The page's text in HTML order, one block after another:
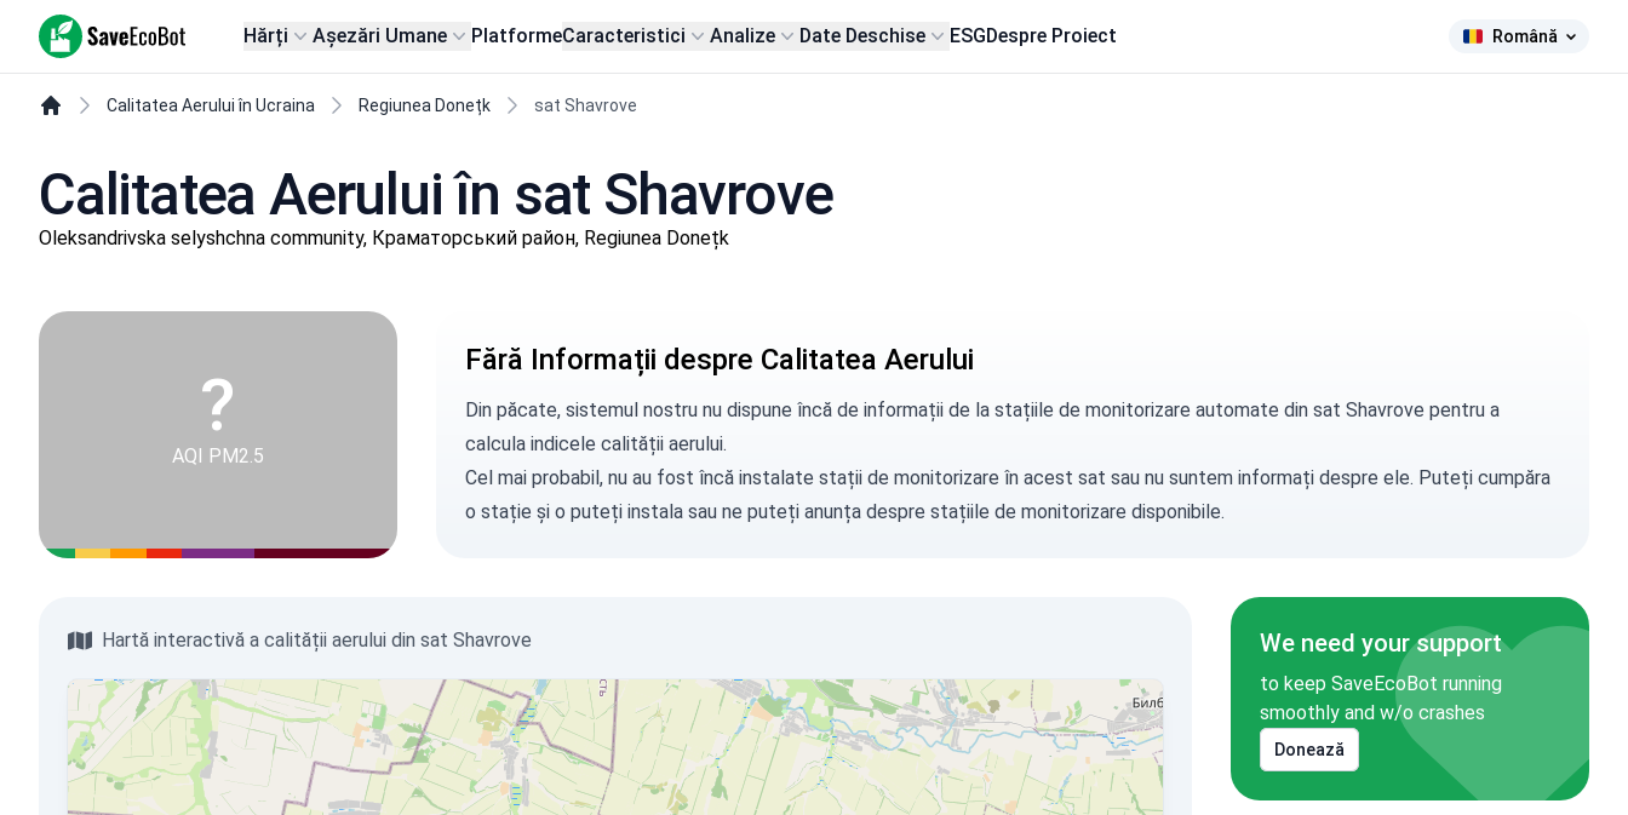
SaveEcoBot Hărți Așezări Umane PlatformeCaracteristici Analize Date Deschise ESGDespre Proiect Română
Calitatea Aerului în Ucraina Regiunea Donețk sat Shavrove
Calitatea Aerului în sat Shavrove
Oleksandrivska selyshchna community, Краматорський район, Regiunea Donețk
?
AQI PM2.5
Fără Informații despre Calitatea Aerului
Din păcate, sistemul nostru nu dispune încă de informații de la stațiile de monitorizare automate din sat Shavrove pentru a
calcula indicele calității aerului.
Cel mai probabil, nu au fost încă instalate stații de monitorizare în acest sat sau nu suntem informați despre ele. Puteți cumpăra
o stație și o puteți instala sau ne puteți anunțadespre stațiile de monitorizare disponibile.
Hartă interactivă a calității aerului din sat Shavrove We need your support
to keep SaveEcoBot running
smoothly and w/o crashes
Donează